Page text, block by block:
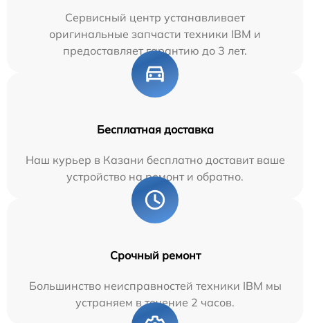
Сервисный центр устанавливает
оригинальные запчасти техники IBM и
предоставляет гарантию до 3 лет.
Бесплатная доставка
Наш курьер в Казани бесплатно доставит ваше
устройство на ремонт и обратно.
Срочный ремонт
Большинство неисправностей техники IBM мы
устраняем в течение 2 часов.